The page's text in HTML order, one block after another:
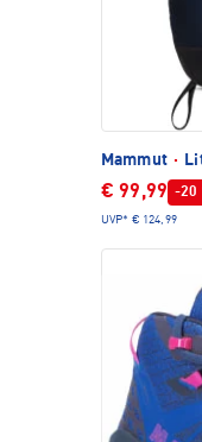
Mammut ·
€ 99,99 -20
UVP* € 124,99